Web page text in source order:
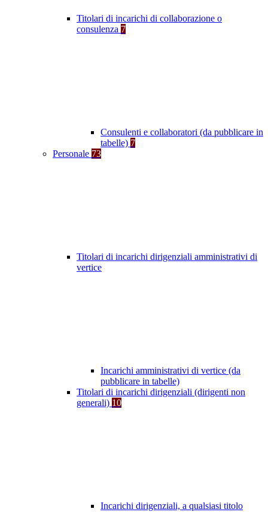
Titolari di incarichi di collaborazione o
consulenza 7
Consulenti e collaboratori (da pubblicare in
tabelle) 7
Personale 73
Titolari di incarichi dirigenziali amministrativi di
vertice
Incarichi amministrativi di vertice (da
pubblicare in tabelle)
Titolari di incarichi dirigenziali (dirigenti non
generali) 10
Incarichi dirigenziali, a qualsiasi titolo